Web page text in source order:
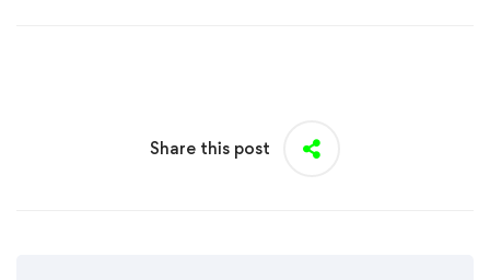
Share this post